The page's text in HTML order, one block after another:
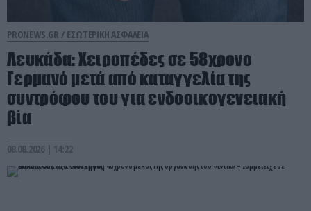
PRONEWS.GR / ΕΣΩΤΕΡΙΚΗ ΑΣΦΑΛΕΙΑ
Λευκάδα: Χειροπέδες σε 58χρονο
Γερμανό μετά από καταγγελία της
συντρόφου του για ενδοοικογενειακή
βία
08.08.2026 | 14:22